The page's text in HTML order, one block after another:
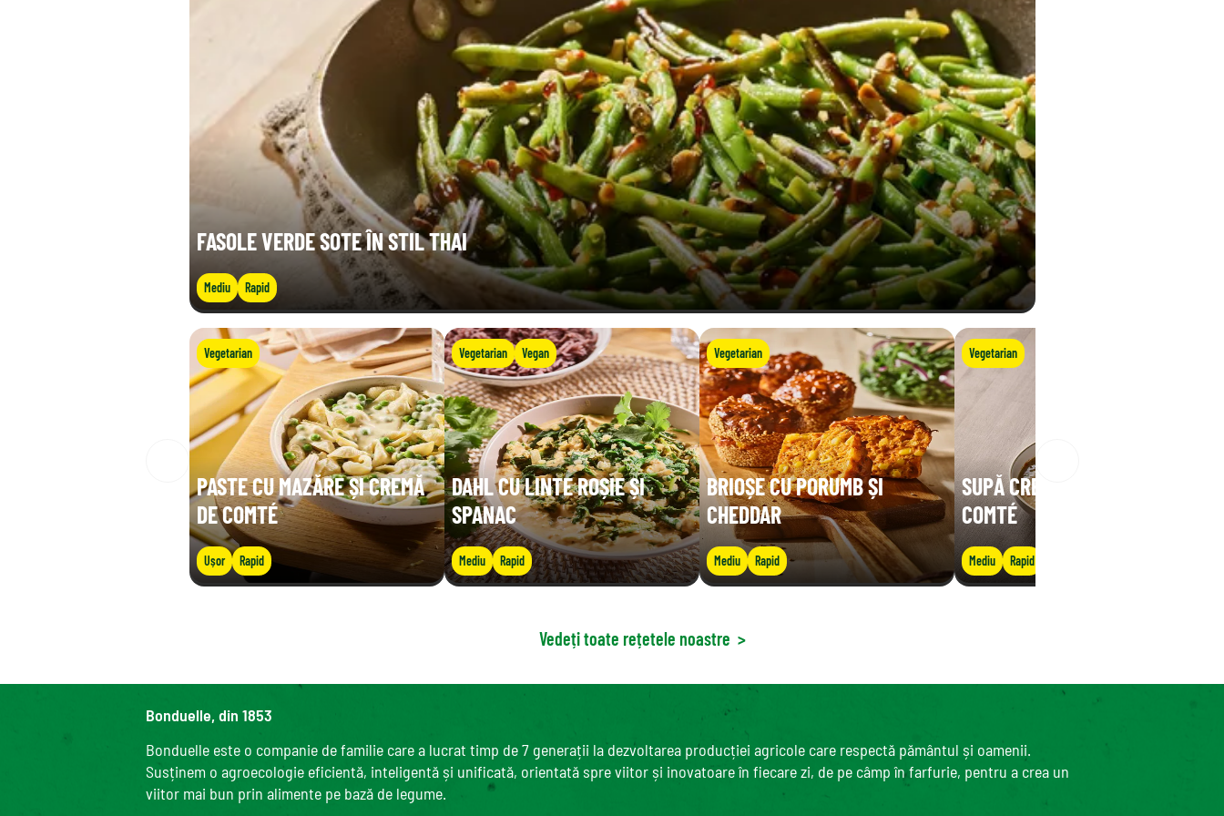
FASOLE VERDE SOTE ÎN STIL THAI
Mediu Rapid
Vegetarian
PASTE CU MAZĂRE ȘI CREMĂ
DE COMTÉ
Ușor Rapid
Vegetarian Vegan
DAHL CU LINTE ROȘIE ȘI
SPANAC
Mediu Rapid
Vegetarian
BRIOȘE CU PORUMB ȘI
CHEDDAR
Mediu Rapid
Vegetarian
SUPĂ CREMOASĂ DE LINTE CU
COMTÉ
Mediu Rapid
Vedeți toate rețetele noastre >
Bonduelle, din 1853
Bonduelle este o companie de familie care a lucrat timp de 7 generații la dezvoltarea producției agricole care respectă pământul și oamenii.
Susținem o agroecologie eficientă, inteligentă și unificată, orientată spre viitor și inovatoare în fiecare zi, de pe câmp în farfurie, pentru a crea un
viitor mai bun prin alimente pe bază de legume.